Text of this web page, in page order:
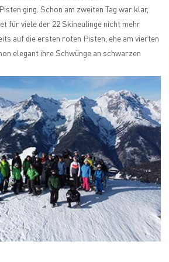
ging. Schon am zweiten Tag war klar,
für viele der 22 Skineulinge nicht mehr
auf die ersten roten Pisten, ehe am vierten
elegant ihre Schwünge an schwarzen